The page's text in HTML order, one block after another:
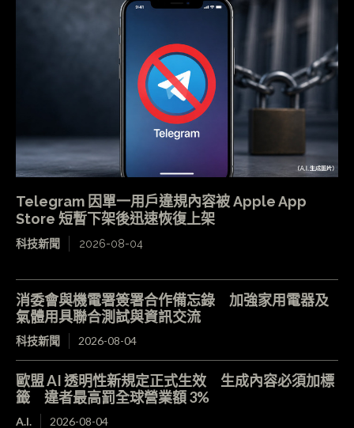
Telegram 因單一用戶違規內容被 Apple App
Store 短暫下架後迅速恢復上架
科技新聞 2026-08-04
消委會與機電署簽署合作備忘錄 加強家用電器及
氣體用具聯合測試與資訊交流
科技新聞 2026-08-04
歐盟 AI 透明性新規定正式生效 生成內容必須加標
籤 違者最高罰全球營業額 3%
A.I. 2026-08-04